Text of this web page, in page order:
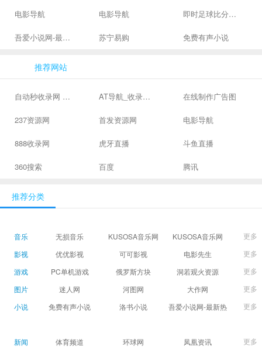
电影导航 电影导航 即时足球比分直播-精准赛程赛果及角球数查询 | 让足球滚一会
吾爱小说网-最新热门免费小说阅读 苏宁易购 免费有声小说
推荐网站
自动秒收录网 - 自动秒收录-网站收录-收录网站-网址收录-秒收录 AT导航_收录网_免费收录网站_自动收录网_秒收录 在线制作广告图
237资源网 首发资源网 电影导航
888收录网 虎牙直播 斗鱼直播
360搜索 百度 腾讯
推荐分类
音乐 无损音乐 KUSOSA音乐网 KUSOSA音乐网
更多
影视
优优影视 可可影视 电影先生
更多
游戏
PC单机游戏 俄罗斯方块 洞若观火资源
更多
图片
迷人网 河图网 大作网
更多
小说
免费有声小说 洛书小说
吾爱小说网-最新热
更多
新闻 体育频道 环球网 凤凰资讯
更多